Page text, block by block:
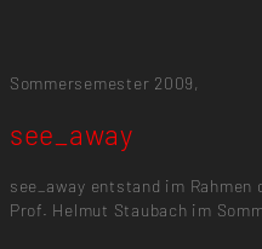
Sommersemester 2009,
see_away
see_away entstand im
Prof. Helmut Staubach im